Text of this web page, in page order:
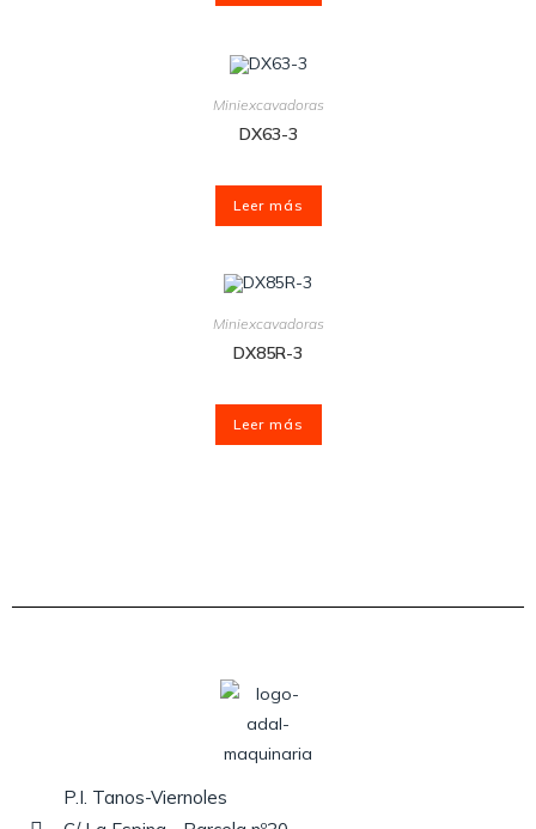
Miniexcavadoras
DX63-3
Leer más
Miniexcavadoras
DX85R-3
Leer más
P.I. Tanos-Viernoles